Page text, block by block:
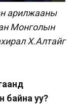
арилжааны
Монголын
Х.Алтайг
байна уу?